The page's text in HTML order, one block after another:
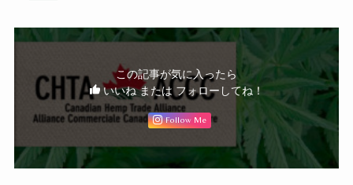
この記事が気に入ったら
いいね または フォローしてね！
Follow Me